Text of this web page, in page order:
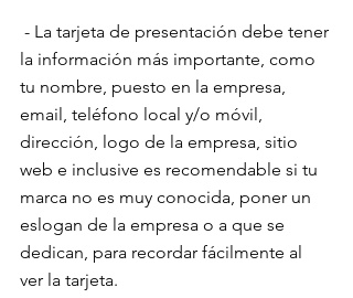
la información más importante, como
tu nombre, puesto en la empresa,
email, teléfono local y/o móvil,
dirección, logo de la empresa, sitio
web e inclusive es recomendable si tu
marca no es muy conocida, poner un
eslogan de la empresa o a que se
dedican, para recordar fácilmente al
ver la tarjeta.